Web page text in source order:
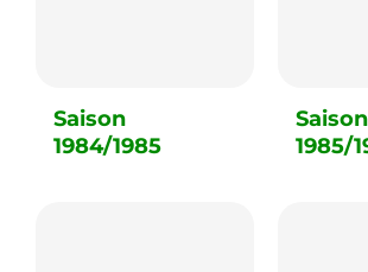
Saison
1984/1985
Saison
1985/